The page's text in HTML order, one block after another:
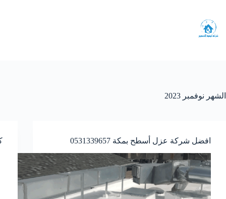
المحتوى
الشهر نوفمبر 2023
افضل شركة عزل أسطح بمكة 0531339657